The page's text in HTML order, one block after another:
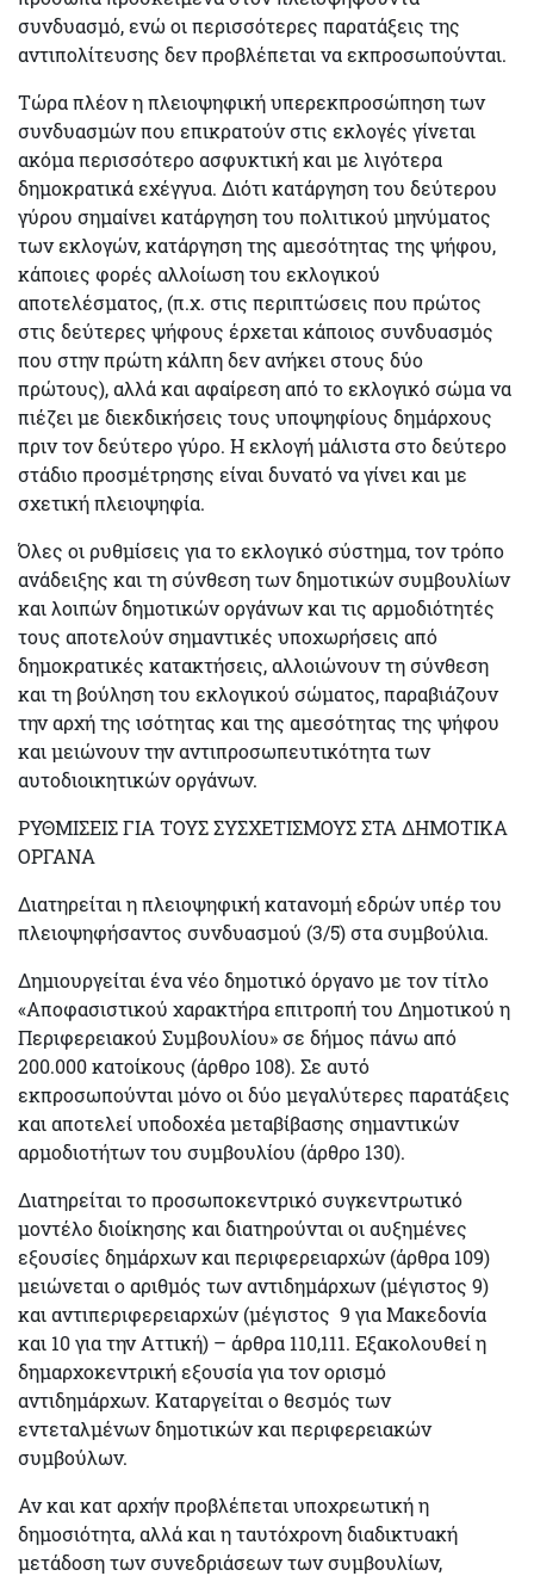
συνδυασμό, ενώ οι περισσότερες παρατάξεις της
αντιπολίτευσης δεν προβλέπεται να εκπροσωπούνται.
Τώρα πλέον η πλειοψηφική υπερεκπροσώπηση των
συνδυασμών που επικρατούν στις εκλογές γίνεται
ακόμα περισσότερο ασφυκτική και με λιγότερα
δημοκρατικά εχέγγυα. Διότι κατάργηση του δεύτερου
γύρου σημαίνεικατάργηση του πολιτικού μηνύματος
των εκλογών,κατάργηση της αμεσότητας της ψήφου,
κάποιες φορές αλλοίωση του εκλογικού
αποτελέσματος, (π.χ. στις περιπτώσεις που πρώτος
στις δεύτερες ψήφους έρχεται κάποιος συνδυασμός
που στην πρώτη κάλπη δεν ανήκει στους δύο
πρώτους), αλλά και αφαίρεση από το εκλογικό σώμα να
πιέζει με διεκδικήσεις τους υποψηφίους δημάρχους
πριν τον δεύτερο γύρο. Η εκλογή μάλιστα στο δεύτερο
στάδιο προσμέτρησης είναι δυνατό να γίνει και με
σχετική πλειοψηφία.
Όλες οι ρυθμίσεις για το εκλογικό σύστημα, τον τρόπο
ανάδειξης και τη σύνθεση των δημοτικών συμβουλίων
και λοιπών δημοτικών οργάνων και τις αρμοδιότητές
τους αποτελούν σημαντικές υποχωρήσεις από
δημοκρατικές κατακτήσεις, αλλοιώνουν τη σύνθεση
και τη βούληση του εκλογικού σώματος, παραβιάζουν
την αρχή της ισότητας και της αμεσότητας της ψήφου
και μειώνουν την αντιπροσωπευτικότητα των
αυτοδιοικητικών οργάνων.
ΡΥΘΜΙΣΕΙΣ ΓΙΑ ΤΟΥΣ ΣΥΣΧΕΤΙΣΜΟΥΣ ΣΤΑ ΔΗΜΟΤΙΚΑ
ΟΡΓΑΝΑ
Διατηρείται η πλειοψηφική κατανομή εδρών υπέρ του
πλειοψηφήσαντος συνδυασμού (3/5)στα συμβούλια.
Δημιουργείται ένα νέο δημοτικό όργανο με τον τίτλο
«Αποφασιστικού χαρακτήρα επιτροπήτου Δημοτικού η
Περιφερειακού Συμβουλίου» σε δήμος πάνω από
200.000 κατοίκους (άρθρο 108). Σε αυτό
εκπροσωπούνται μόνο οι δύο μεγαλύτερες παρατάξεις
και αποτελείυποδοχέα μεταβίβασης σημαντικών
αρμοδιοτήτωντου συμβουλίου (άρθρο 130).
Διατηρείται τοπροσωποκεντρικό συγκεντρωτικό
μοντέλοδιοίκησης και διατηρούνται οι αυξημένες
εξουσίες δημάρχων και περιφερειαρχών (άρθρα 109)
μειώνεται ο αριθμός των αντιδημάρχων (μέγιστος 9)
και αντιπεριφερειαρχών (μέγιστος 9 για Μακεδονία
και 10 για την Αττική) – άρθρα 110,111. Εξακολουθεί η
δημαρχοκεντρική εξουσία για τον ορισμό
αντιδημάρχων. Καταργείται ο θεσμός των
εντεταλμένων δημοτικών και περιφερειακών
συμβούλων.
Αν και κατ αρχήν προβλέπεται υποχρεωτική η
δημοσιότητα, αλλά και η ταυτόχρονη διαδικτυακή
μετάδοση των συνεδριάσεων των συμβουλίων,